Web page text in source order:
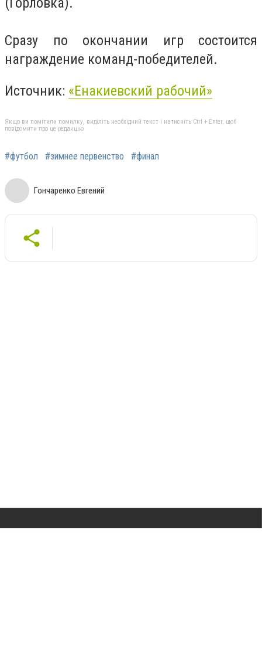
Сразу по окончании игр состоится
награждение команд-победителей.
Источник: «Енакиевский рабочий»
Якщо ви помітили помилку, виділіть необхідний текст і натисніть Ctrl + Enter, щоб
повідомити про це редакцію
#футбол #зимнее первенство #финал
Гончаренко Евгений